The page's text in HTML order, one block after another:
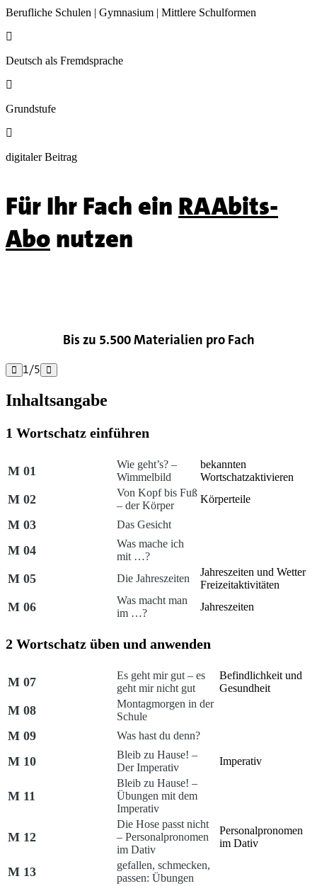
Berufliche Schulen | Gymnasium | Mittlere Schulformen

Deutsch als Fremdsprache

Grundstufe

digitaler Beitrag
Für Ihr Fach ein RAAbits-
Abonutzen
Bis zu 5.500 Materialien pro Fach
 1/5 
Inhaltsangabe
1 Wortschatz einführen
M 01
Wie geht’s? –
Wimmelbild
bekannten
Wortschatzaktivieren
M 02
Von Kopf bis Fuß
– der Körper
Körperteile
M 03 Das Gesicht
M 04
Was mache ich
mit …?
M 05 Die Jahreszeiten
Jahreszeiten und Wetter
Freizeitaktivitäten
M 06
Was macht man
im …?
Jahreszeiten
2 Wortschatz üben und anwenden
M 07
Es geht mir gut – es
geht mir nicht gut
Befindlichkeit und
Gesundheit
M 08
Montagmorgen in der
Schule
M 09 Was hast du denn?
M 10
Bleib zu Hause! –
Der Imperativ
Imperativ
M 11
Bleib zu Hause! –
Übungen mit dem
Imperativ
M 12
Die Hose passt nicht
– Personalpronomen
im Dativ
Personalpronomen
im Dativ
M 13
gefallen, schmecken,
passen: Übungen